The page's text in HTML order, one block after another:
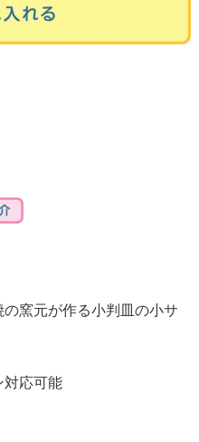
窯元が作る小判皿の小サ
対応可能